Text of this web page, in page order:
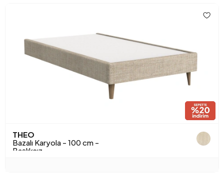
THEO
Bazalı Karyola - 100 cm -
Başlıksız